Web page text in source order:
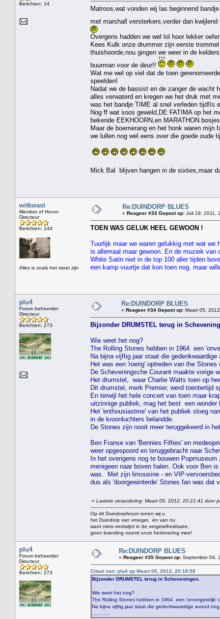
Berichten: 14
Matroos,wat vonden wij las beginnend
met marshall versterkers,verder dan
Overgens hadden we wel lol hoor lekker
Kees Kulk onze drummer zijn eerste
thuishoorde,nou gingen we weer in de
buurman voor de deur!!
Wat me wel op viel dat de toen
speelden!
Nadat we de bassist en de zanger de wacht
alles verwaterd en kregen we het druk met
was het bandje TIME al snel verleden tijd!Is
Nog ff wat soos geweld,DE FATIMA op het
bekende EEKHOORN,en MARATHON
Maar de boemerang en het honk waren mijn
we lullen nog wel eens over die goede oude
Mick Bal blijven hangen in de sixties,maar
witkwast
Member of Honor
Directeur
Berichten: 144
Alles is zoals het moet zijn
Re:DUINDORP BLUES
« Reageer #33 Gepost op: Juli 19, 2011,
TOEN WAS GELUK HEEL GEWOON !
Tuurlijk maar we waren gelukkig met wat
is allemaal maar gewoon. En de muziek
White Satin niet in de top 100 aller tijden
een kamp vuurtje dat kon toen nog, maar
plu4
Forum beheerder
Directeur
Berichten: 273
Re:DUINDORP BLUES
« Reageer #34 Gepost op: Maart 05,
Bijzonder DRUMSTEL terug in
Wie weet het nog?
The Rolling Stones hebben in 1964 een
Na bijna vijftig jaar staat die
Het was een 'roerig' optreden van the
De Scheveningsche Courant maakte vorige
Het drumstel, waar Charlie Watts toen op
Dit drumstel, merk Premier, werd toentertijd
En terwijl het hele concert van toen maar
uitzinnige publiek, mag het best een
Het 'enthousiastme' van het publiek sloeg
in de kroonluchters belandde.
De Stones zijn nooit meer teruggekeerd in
Ben Franse van 'Bennies Fifties' en
weer opgespoord en teruggebracht naar
In het overigens nog te bouwen
menigeen naar boven halen. Ook voor Ben
was. Met zijn limousine - en VIP-
dus als 'doorgewinterde' Stones fan was dat
« Laatste verandering: Maart 05, 2012, 20:21:41 door
Op dit Duindorpforum tonen wij u
het Duindorp van vroeger, én van nu
want niets verdwijnt in de vergetelheidszee,
geen branding neemt onze herinnering mee!
plu4
Forum beheerder
Directeur
Berichten: 273
Re:DUINDORP BLUES
« Reageer #35 Gepost op: September 04,
Citaat van: plu4 op Maart 05, 2012, 20:18:58
Bijzonder DRUMSTEL terug in Scheveningen.
Wie weet het nog?
The Rolling Stones hebben in 1964 een 'onvergetelijk'
Na bijna vijftig jaar staat die gedenkwaardige avond